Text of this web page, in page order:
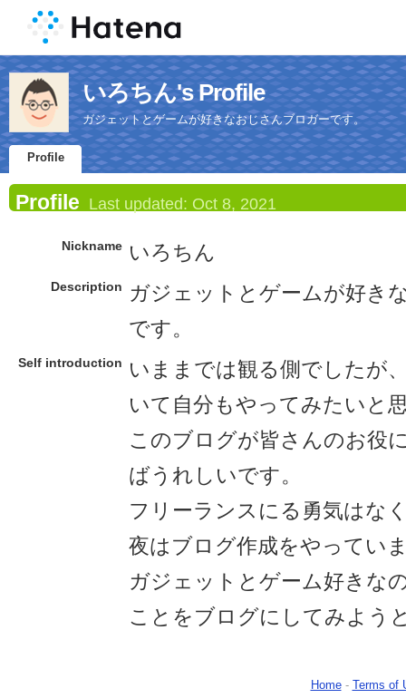
いろちん's Profile
ガジェットとゲームが好きなおじさんブロガーです。
Profile
Profile Last updated: Oct 8, 2021
Nickname いろちん
Description
ガジェットとゲームが好き
です。
Self introduction
いままでは観る側でしたが
いて自分もやってみたいと
このブログが皆さんのお役
ばうれしいです。
フリーランスにる勇気はな
夜はブログ作成をやってい
ガジェットとゲーム好きな
ことをブログにしてみよう
Home- Terms of